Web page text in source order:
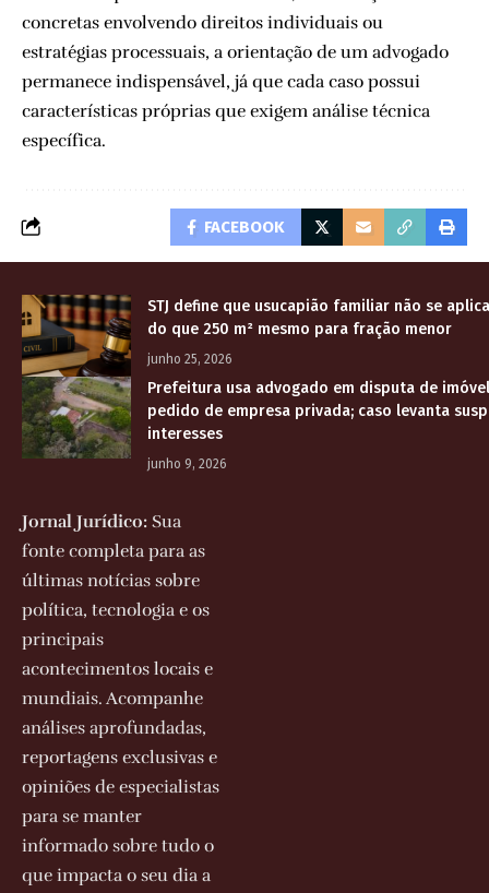
concretas envolvendo direitos individuais ou
estratégias processuais, a orientação de um advogado
permanece indispensável, já que cada caso possui
características próprias que exigem análise técnica
específica.
FACEBOOK
STJ define que usucapião familiar não se
do que 250 m² mesmo para fração menor
junho 25, 2026
Prefeitura usa advogado em disputa de
pedido de empresa privada; caso levanta
interesses
junho 9, 2026
Jornal Jurídico: Sua
fonte completa para as
últimas notícias sobre
política, tecnologia e os
principais
acontecimentos locais e
mundiais. Acompanhe
análises aprofundadas,
reportagens exclusivas e
opiniões de especialistas
para se manter
informado sobre tudo o
que impacta o seu dia a